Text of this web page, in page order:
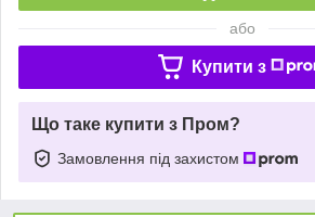
або
Купити з
Що таке купити з Пром?
Замовлення під захистом